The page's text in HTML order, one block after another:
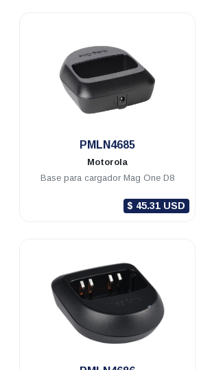
PMLN4685
Motorola
Base para cargador Mag One D8
$ 45.31 USD